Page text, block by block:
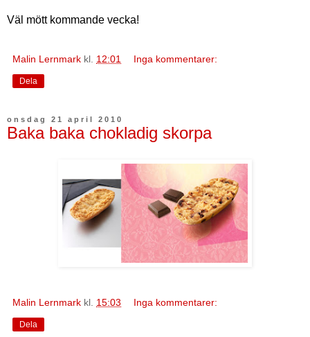
Väl mött kommande vecka!
Malin Lernmark kl. 12:01 Inga kommentarer:
Dela
onsdag 21 april 2010
Baka baka chokladig skorpa
Malin Lernmark kl. 15:03 Inga kommentarer:
Dela